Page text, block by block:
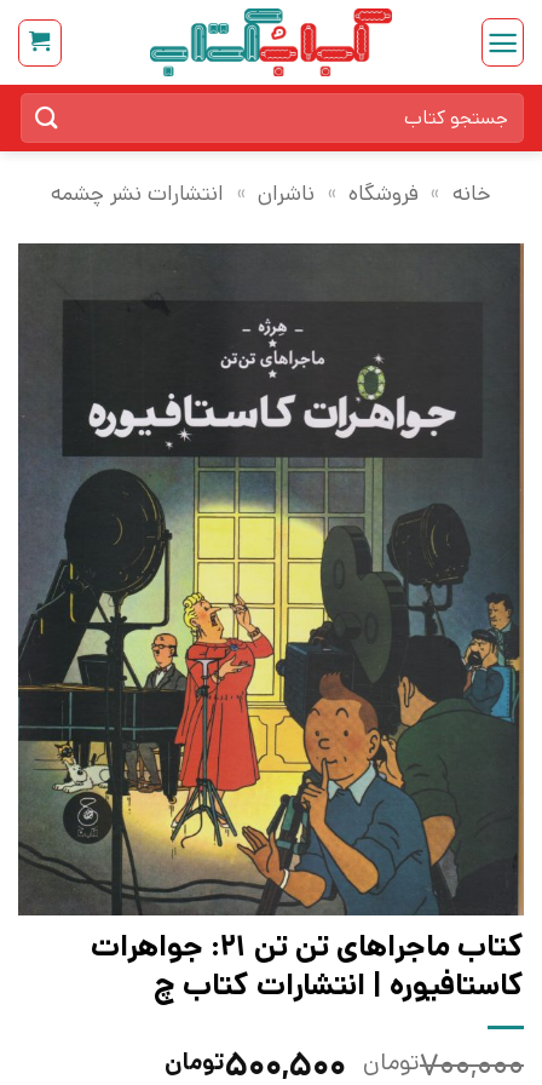
Skip
content
برای:
خانه » فروشگاه » ناشران » انتشارات نشر چشمه
کتاب ماجراهای تن تن 21: جواهرات
کاستافیوره | انتشارات کتاب چ
۷۰۰,۰۰۰تومان قیمت
۵۰۰,۵۰۰تومان